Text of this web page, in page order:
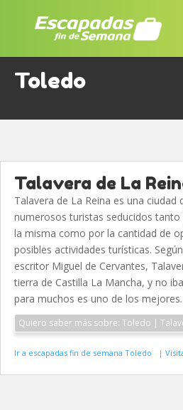
Toledo
Talavera de La
Talavera de La Reina es una ciudad
numerosos turistas seducidos
la misma como por la cantidad de
posibles actividades turísticas.
escritor Miguel de Cervantes,
tierra de Castilla La Mancha, y no
para muchos es uno de los
Quiero saber más
Ir a escapadas fin de semana Toledo |